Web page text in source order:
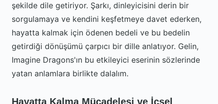
şekilde dile getiriyor. Şarkı, dinleyicisini derin bir
sorgulamaya ve kendini keşfetmeye davet ederken,
hayatta kalmak için ödenen bedeli ve bu bedelin
getirdiği dönüşümü çarpıcı bir dille anlatıyor. Gelin,
Imagine Dragons'ın bu etkileyici eserinin sözlerinde
yatan anlamlara birlikte dalalım.
Hayatta Kalma Mücadelesi ve İçsel